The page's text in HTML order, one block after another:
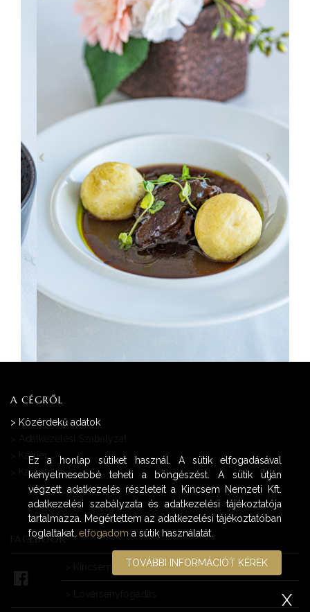
A CÉGRŐL
> Közérdekű adatok
Karrier
Kapcsolat
FACEBOOK
Kincsem Park
Ez a honlap sütiket használ. A sütik elfogadásával
kényelmesebbé teheti a böngészést. A sütik útján
végzett adatkezelés részleteit a Kincsem Nemzeti Kft.
adatkezelési szabályzata és adatkezelési tájékoztatója
tartalmazza. Megértettem az adatkezelési tájékoztatóban
foglaltakat,elfogadom a sütik használatát.
TOVÁBBI INFORMÁCIÓT KÉREK
X